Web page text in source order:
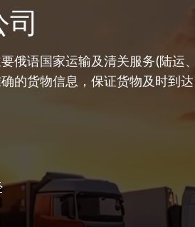
俄语国家运输及清关服务(陆运
货物信息，保证货物及时到